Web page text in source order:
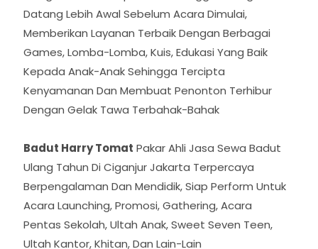
Mengutamakan Kepuasan Pelanggan Dengan
Datang Lebih Awal Sebelum Acara Dimulai,
Memberikan Layanan Terbaik Dengan Berbagai
Games, Lomba-Lomba, Kuis, Edukasi Yang Baik
Kepada Anak-Anak Sehingga Tercipta
Kenyamanan Dan Membuat Penonton Terhibur
Badut Harry TomatPakar Ahli Jasa Sewa Badut
Ulang Tahun Di Ciganjur Jakarta Terpercaya
Berpengalaman Dan Mendidik, Siap Perform Untuk
Acara Launching, Promosi, Gathering, Acara
Pentas Sekolah, Ultah Anak, Sweet Seven Teen,